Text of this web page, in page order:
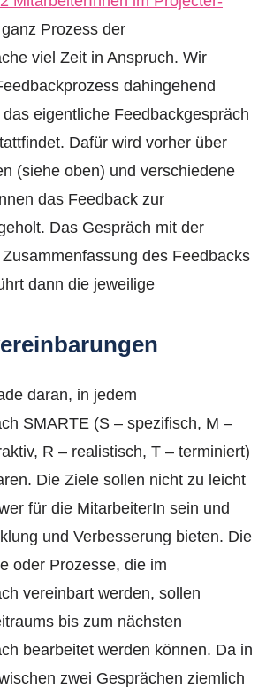
Prozess der
viel Zeit in Anspruch. Wir
dahingehend
eigentliche Feedbackgespräch
Dafür wird vorher über
(siehe oben) und verschiedene
das Feedback zur
Das Gespräch mit der
des Feedbacks
dann die jeweilige
daran, in jedem
SMARTE (S – spezifisch, M –
R – realistisch, T – terminiert)
Die Ziele sollen nicht zu leicht
für die MitarbeiterIn sein und
und Verbesserung bieten. Die
oder Prozesse, die im
vereinbart werden, sollen
bis zum nächsten
bearbeitet werden können. Da in
zwei Gesprächen ziemlich